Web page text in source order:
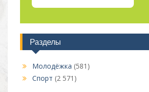
Разделы
Молодёжка (581)
Спорт (2 571)